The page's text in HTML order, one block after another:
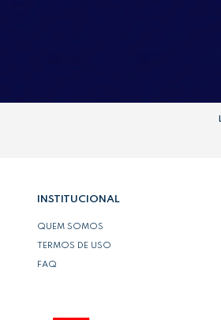
INSTITUCIONAL
QUEM SOMOS
TERMOS DE USO
FAQ